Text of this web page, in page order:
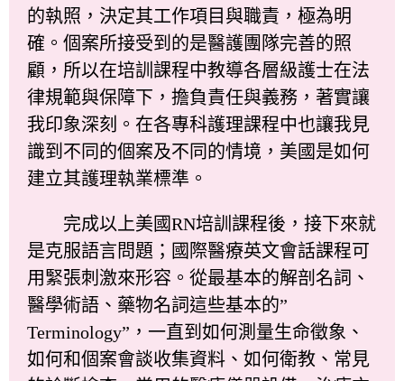
的執照，決定其工作項目與職責，極為明
確。個案所接受到的是醫護團隊完善的照
顧，所以在培訓課程中教導各層級護士在法
律規範與保障下，擔負責任與義務，著實讓
我印象深刻。在各專科護理課程中也讓我見
識到不同的個案及不同的情境，美國是如何
建立其護理執業標準。
完成以上美國RN培訓課程後，接下來就
是克服語言問題；國際醫療英文會話課程可
用緊張刺激來形容。從最基本的解剖名詞、
醫學術語、藥物名詞這些基本的”
Terminology”，一直到如何測量生命徵象、
如何和個案會談收集資料、如何衛教、常見